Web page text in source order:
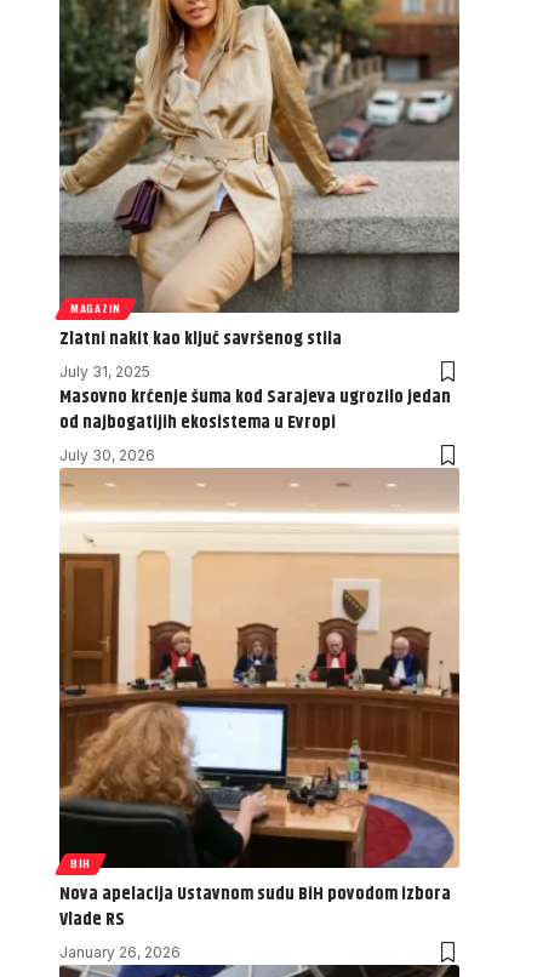
MAGAZIN
Zlatni nakit kao ključ savršenog stila
July 31, 2025
Masovno krčenje šuma kod Sarajeva ugrozilo jedan
od najbogatijih ekosistema u Evropi
July 30, 2026
BIH
Nova apelacija Ustavnom sudu BiH povodom izbora
Vlade RS
January 26, 2026